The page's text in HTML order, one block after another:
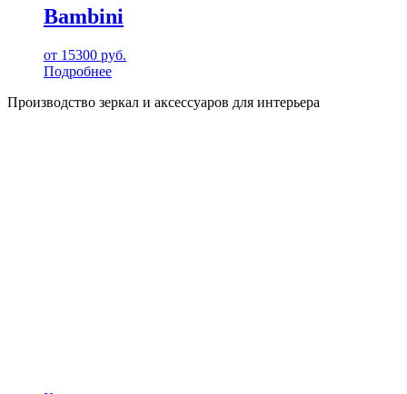
Bambini
от 15300 руб.
Подробнее
Производство зеркал и аксессуаров для интерьера